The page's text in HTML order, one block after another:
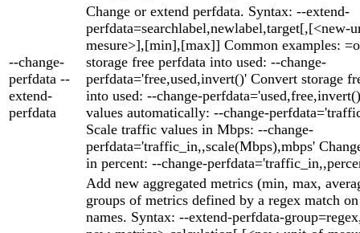
--change-
perfdata --
extend-
perfdata
Change or extend perfdata. Syntax: --extend-
perfdata=searchlabel,newlabel,target[,[<new-
mesure>],[min],[max]] Common examples:
storage free perfdata into used: --change-
perfdata='free,used,invert()' Convert storage
into used: --change-
values automatically: --change-
Scale traffic values in Mbps: --change-
perfdata='traffic_in,,scale(Mbps),mbps'
in percent: --change-
Add new aggregated metrics (min, max,
groups of metrics defined by a regex match
names. Syntax: --extend-perfdata-